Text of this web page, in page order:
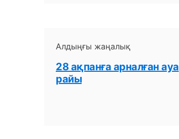
Алдыңғы жаңалық
28 ақпанға арналған ауа
райы